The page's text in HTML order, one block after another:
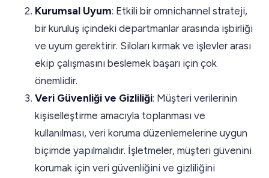
Kurumsal Uyum: Etkili bir omnichannel strateji,
bir kuruluş içindeki departmanlar arasında işbirliği
ve uyum gerektirir. Siloları kırmak ve işlevler arası
ekip çalışmasını beslemek başarı için çok
önemlidir.
Veri Güvenliği ve Gizliliği: Müşteri verilerinin
kişiselleştirme amacıyla toplanması ve
kullanılması, veri koruma düzenlemelerine uygun
biçimde yapılmalıdır. İşletmeler, müşteri güvenini
korumak için veri güvenliğini ve gizliliğini